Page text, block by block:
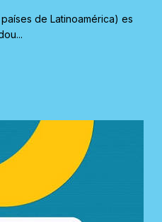
de Latinoamérica) es